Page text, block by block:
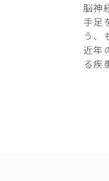
脳神
手足
う、
近年
る疾